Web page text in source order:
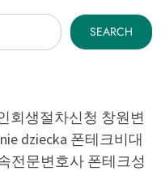
SEARCH
회생절차신청 창원변
dziecka 폰테크비대
전문변호사 폰테크성